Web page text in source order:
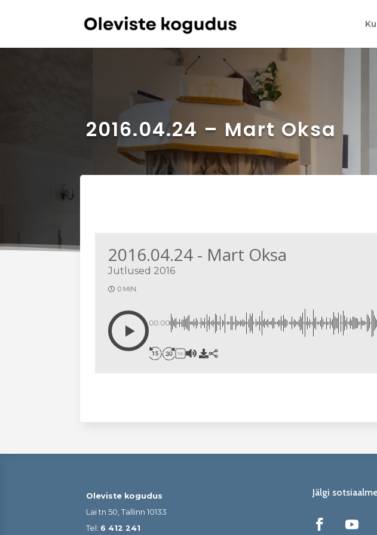
2016.04.24 – Mart Oksa
2016.04.24 - Mart Oksa
Jutlused 2016
0 MIN.
00:00
1X
Oleviste kogudus
Lai tn 50, Tallinn 10133
Tel: 6 412 241
Jälgi